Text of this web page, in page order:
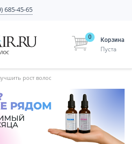
685-45-65
Корзина
0
Пуста
рост волос